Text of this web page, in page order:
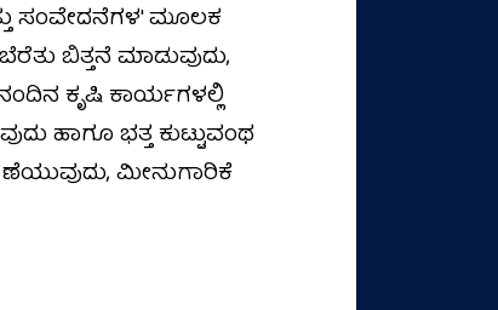
ಸಂವೇದನೆಗಳ' ಮೂಲಕ
ಬಿತ್ತನೆ ಮಾಡುವುದು,
ಕೃಷಿ ಕಾರ್ಯಗಳಲ್ಲಿ
ಹಾಗೂ ಭತ್ತ ಕುಟ್ಟುವಂಥ
ಮೀನುಗಾರಿಕೆ